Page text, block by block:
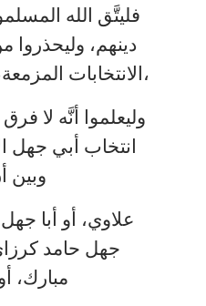
فليتَّق الله
دينهم،
الانتخابات المزمعة، فإ َّن هذا أمر خطير،
وليعلموا أنَّه لا
انتخاب أبي جهل
وبين
علاوي، أو أبا
جهل حامد
مبارك،